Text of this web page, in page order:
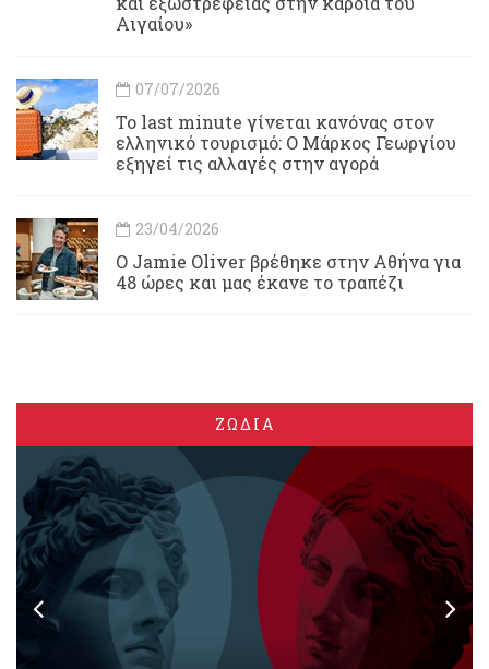
Αιγαίου»
07/07/2026
Το last minute γίνεται κανόνας στον
ελληνικό τουρισμό: Ο Μάρκος Γεωργίου
εξηγεί τις αλλαγές στην αγορά
23/04/2026
Ο Jamie Oliver βρέθηκε στην Αθήνα για
48 ώρες και μας έκανε το τραπέζι
ΖΩΔΙΑ